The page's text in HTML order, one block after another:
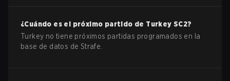
¿Cuándo es el próximo partido de Turkey SC2?
Turkey no tiene próximos partidas programados en la
base de datos de Strafe.